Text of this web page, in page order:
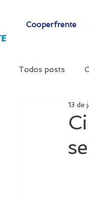
Cooperfrente
Todos posts
13 de